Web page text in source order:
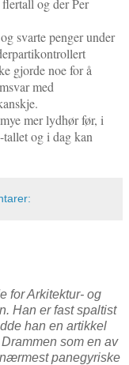
og der Per
svarte penger under
gjorde noe for å
med
mer lydhør før, i
og i dag kan
for Arkitektur- og
Han er fast spaltist
han en artikkel
som en av
panegyriske